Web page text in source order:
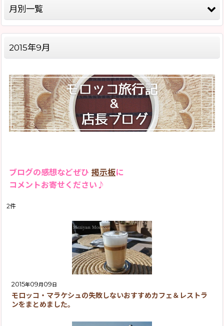
2015年9月
ブログの感想などぜひ 掲示板に
コメントお寄せください♪
2件
2015年09月 09 日
モロッコ・マラケシュの失敗しないおすすめカフェ＆レストラ
ンをまとめました。
モロッコ旅行記Season8(2026)
モロッコ旅行記Season5(2019)
モロッコ旅行記Season2(2015)
モロッコ旅行記Season1(2013)
「モロッコラグのお話」
「お店のこと」
月別一覧
2026年
2025年
2019年
2018年
2017年
2015年